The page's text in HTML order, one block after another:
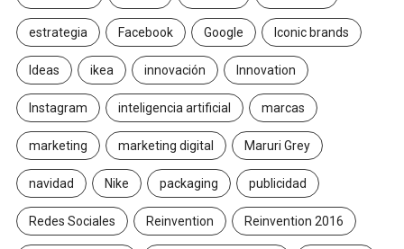
estrategia Facebook Google Iconic brands
Ideas ikea innovación Innovation
Instagram inteligencia artificial marcas
marketing marketing digital Maruri Grey
navidad Nike packaging publicidad
Redes Sociales Reinvention Reinvention 2016